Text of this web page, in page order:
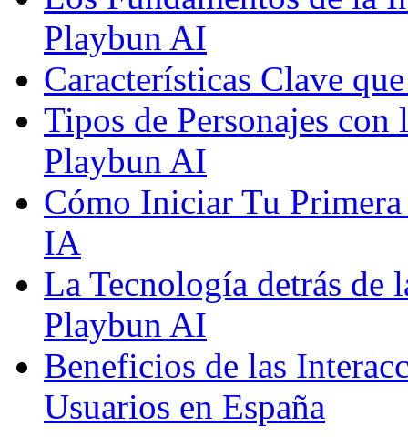
Playbun AI
Características Clave
Tipos de Personajes con
Playbun AI
Cómo Iniciar Tu
IA
La Tecnología detrás de
Playbun AI
Beneficios de las
Usuarios en España